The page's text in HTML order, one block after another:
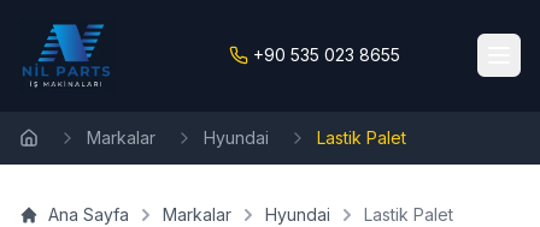
+90 535 023 8655
Markalar Hyundai Lastik Palet
Ana Sayfa Markalar Hyundai Lastik Palet